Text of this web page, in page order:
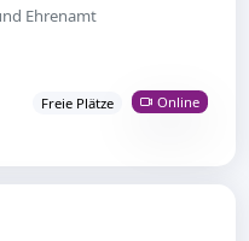
Ehrenamt
Freie Plätze Online